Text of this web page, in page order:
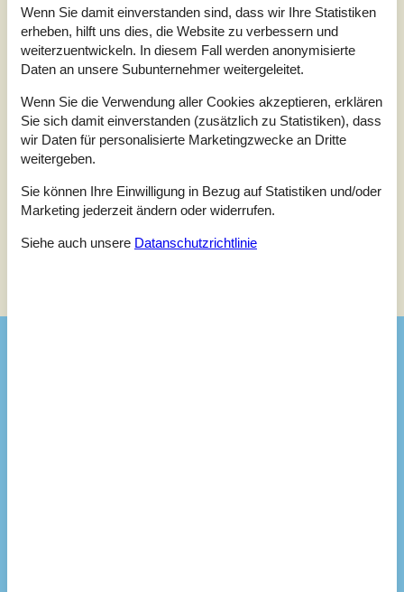
4 (0)
3 (0)
2
1
Kommentare
1 Bewertung hat einen Kommentar in einer anderen Sprache.
Siehe Häuser nebenan
Wenn Sie damit einverstanden sind, dass wir Ihre Statistiken
erheben, hilft uns dies, die Website zu verbessern und
weiterzuentwickeln. In diesem Fall werden anonymisierte
Daten an unsere Subunternehmer weitergeleitet.
Wenn Sie die Verwendung aller Cookies akzeptieren, erklären
Sie sich damit einverstanden (zusätzlich zu Statistiken), dass
wir Daten für personalisierte Marketingzwecke an Dritte
weitergeben.
Sie können Ihre Einwilligung in Bezug auf Statistiken und/oder
Marketing jederzeit ändern oder widerrufen.
Siehe auch unsere Datanschutzrichtlinie